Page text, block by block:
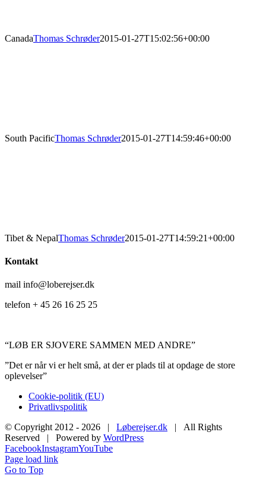
CanadaThomas Schrøder2015-01-27T15:02:56+00:00
South PacificThomas Schrøder2015-01-27T14:59:46+00:00
Tibet & NepalThomas Schrøder2015-01-27T14:59:21+00:00
Kontakt
mail info@loberejser.dk
telefon + 45 26 16 25 25
“LØB ER SJOVERE SAMMEN MED ANDRE”
”Det er når vi er helt små, at der er plads til at opdage de store
oplevelser”
Cookie-politik (EU)
Privatlivspolitik
© Copyright 2012 - 2026 | Løberejser.dk | All Rights
Reserved | Powered by WordPress
FacebookInstagramYouTube
Page load link
Go to Top